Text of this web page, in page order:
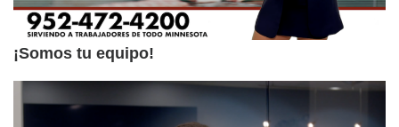
¡Somos tu equipo!